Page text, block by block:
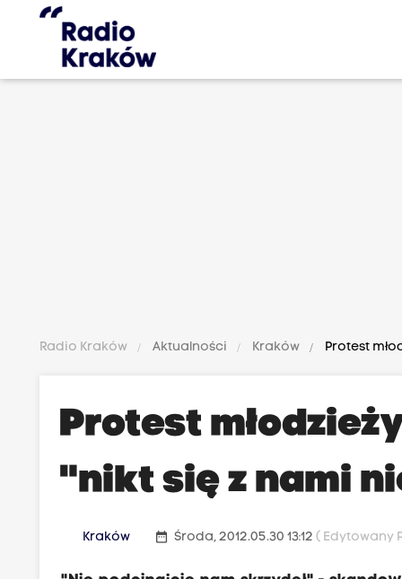
Radio Kraków Aktualności Kraków Protest
Protest
"nikt się z nami
Kraków date_range Środa, 2012.05.30 13:12( Edytowany